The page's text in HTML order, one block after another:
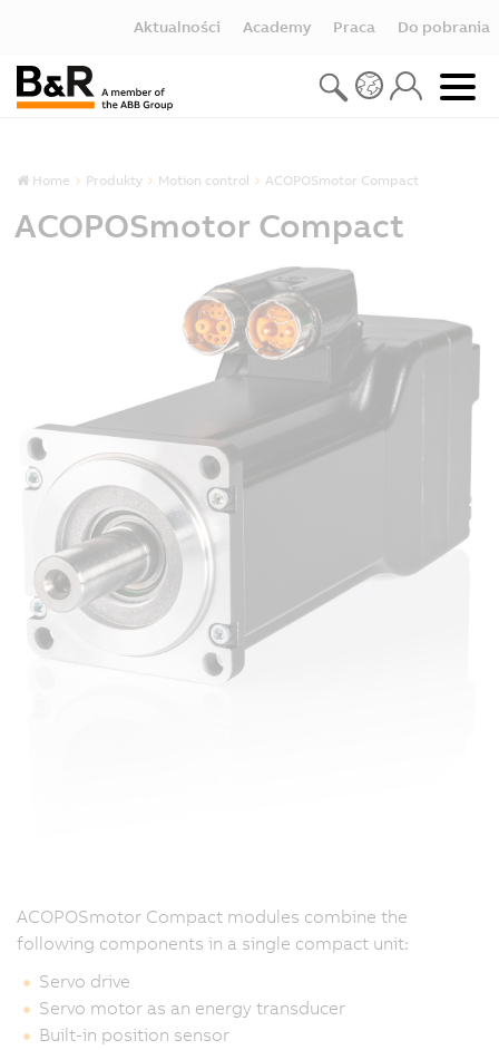
Aktualności Academy Praca Do pobrania
Home Produkty Motion control ACOPOSmotor Compact
ACOPOSmotor Compact
ACOPOSmotor Compact modules combine the
following components in a single compact unit:
Servo drive
Servo motor as an energy transducer
Built-in position sensor